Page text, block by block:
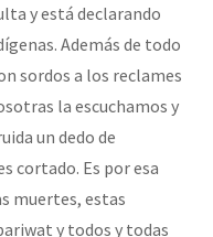
y está declarando
Además de todo
sordos a los reclames
la escuchamos y
un dedo de
cortado. Es por esa
muertes, estas
y todos y todas